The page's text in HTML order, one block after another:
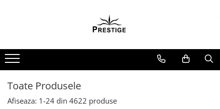
Noutati
Promotii
Spiritualitate - Ezoterism
AngelConnection
Toate Produsele
Afiseaza: 1-24 din 4622 produse